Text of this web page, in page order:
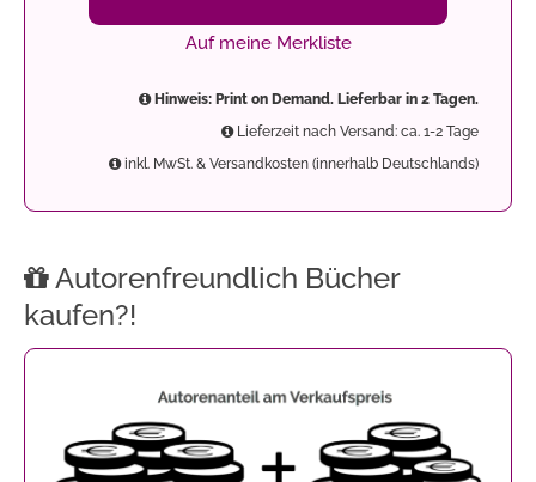
Auf meine Merkliste
Hinweis: Print on Demand. Lieferbar in 2 Tagen.
Lieferzeit nach Versand: ca. 1-2 Tage
inkl. MwSt. & Versandkosten (innerhalb Deutschlands)
Autorenfreundlich Bücher
kaufen?!